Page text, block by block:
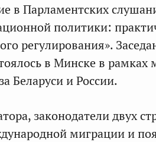
в Парламентских
политики:
регулирования».
в Минске в
Беларуси и России.
законодатели двух
миграции и